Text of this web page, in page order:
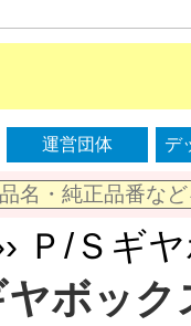
運営団体 デ
Ｐ/Ｓギ
ヤボッ